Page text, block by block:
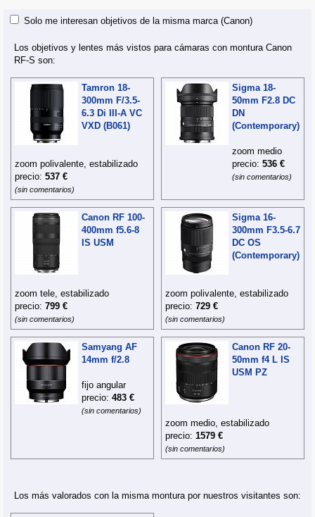
Solo me interesan objetivos de la misma marca (Canon)
Los objetivos y lentes más vistos para cámaras con montura Canon
RF-S son:
Tamron 18-
300mm F/3.5-
6.3 Di III-A VC
VXD (B061)
zoom polivalente, estabilizado
precio: 537 €
(sin comentarios)
Sigma 18-
50mm F2.8 DC
DN
(Contemporary)
zoom medio
precio: 536 €
(sin comentarios)
Canon RF 100-
400mm f5.6-8
IS USM
zoom tele, estabilizado
precio: 799 €
(sin comentarios)
Sigma 16-
300mm F3.5-6.7
DC OS
(Contemporary)
zoom polivalente, estabilizado
precio: 729 €
(sin comentarios)
Samyang AF
14mm f/2.8
fijo angular
precio: 483 €
(sin comentarios)
Canon RF 20-
50mm f4 L IS
USM PZ
zoom medio, estabilizado
precio: 1579 €
(sin comentarios)
Los más valorados con la misma montura por nuestros visitantes son: